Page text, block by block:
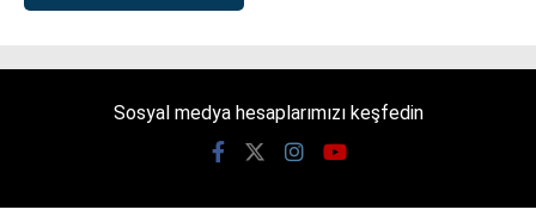
Sosyal medya hesaplarımızı keşfedin